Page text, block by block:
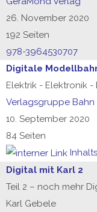
26. November 2020
192 Seiten
978-3964530707
Digitale
Elektrik - Elektronik
Verlagsgruppe Bahn
10. September 2020
84 Seiten
Digital mit Karl 2
Teil 2 – noch mehr
Karl Gebele